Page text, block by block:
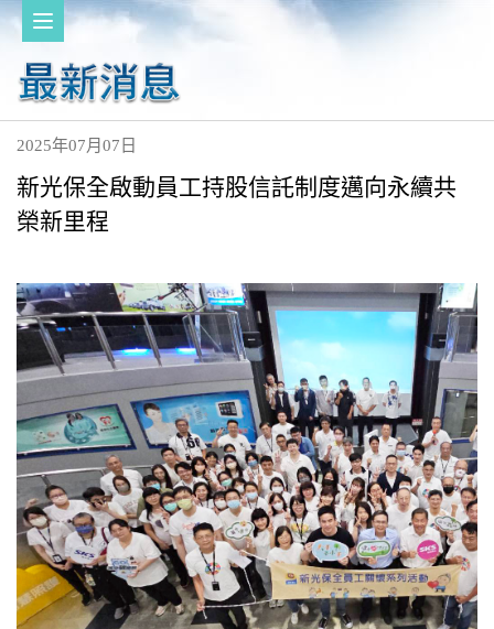
2025年07月07日
新光保全啟動員工持股信託制度邁向永續共
榮新里程